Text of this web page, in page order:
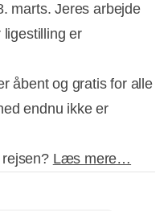
marts. Jeres arbejde
er
åbent og gratis for alle
endnu ikke er
Læs mere…